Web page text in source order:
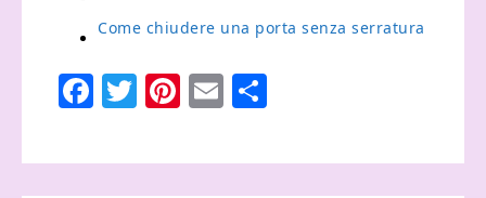
Come chiudere una porta senza serratura
Facebook
Twitter
Pinterest
Email